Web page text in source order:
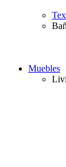
Muebles